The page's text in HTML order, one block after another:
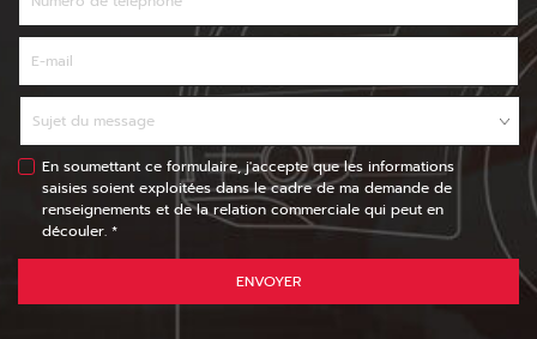
En soumettant ce formulaire, j'accepte que les informations
saisies soient exploitées dans le cadre de ma demande de
renseignements et de la relation commerciale qui peut en
découler. *
ENVOYER